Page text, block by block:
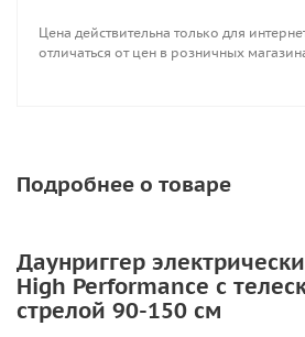
Цена действительна только для
отличаться от цен в розничных
Подробнее о товаре
Даунриггер
High Performance с
стрелой 90-150 см